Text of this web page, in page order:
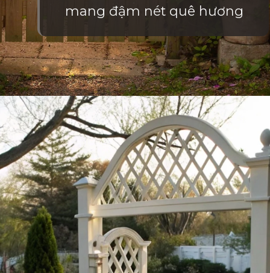
mang đậm nét quê hương
Đang mởhttps://vietnamxua.edu.vn/cong-nha-vuon